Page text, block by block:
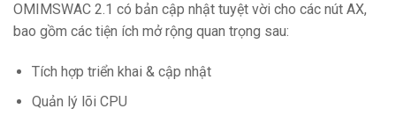
OMIMSWAC 2.1 có bản cập nhật tuyệt vời cho các nút AX,
bao gồm các tiện ích mở rộng quan trọng sau:
Tích hợp triển khai & cập nhật
Quản lý lõi CPU